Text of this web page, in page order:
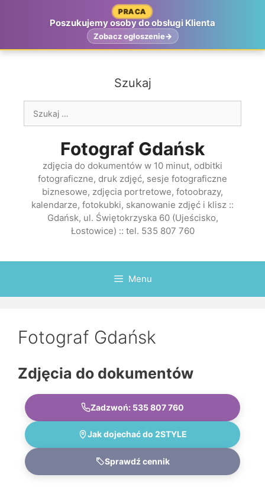
PRACA
Poszukujemy osoby do obsługi Klienta
Zobacz ogłoszenie
Szukaj
Fotograf Gdańsk
zdjęcia do dokumentów w 10 minut, odbitki
fotograficzne, druk zdjęć, sesje fotograficzne
biznesowe, zdjęcia portretowe, fotoobrazy,
kalendarze, fotokubki, skanowanie zdjęć i klisz ::
Gdańsk, ul. Świętokrzyska 60 (Ujeścisko,
Łostowice) :: tel. 535 807 760
Menu
Fotograf Gdańsk
Zdjęcia do dokumentów
Zadzwoń: 535 807 760
Jak dojechać do 2STYLE
Sprawdź cennik